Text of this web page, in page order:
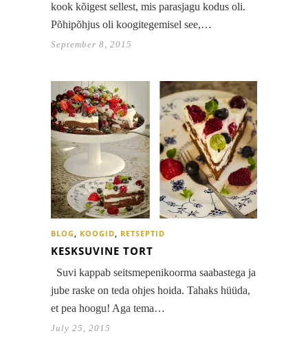
kook kõigest sellest, mis parasjagu kodus oli.
Põhipõhjus oli koogitegemisel see,…
September 8, 2015
BLOG, KOOGID, RETSEPTID
KESKSUVINE TORT
Suvi kappab seitsmepenikoorma saabastega ja
jube raske on teda ohjes hoida. Tahaks hüüda,
et pea hoogu! Aga tema…
July 25, 2015